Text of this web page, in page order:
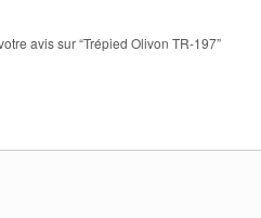
avis sur “Trépied Olivon TR-197”